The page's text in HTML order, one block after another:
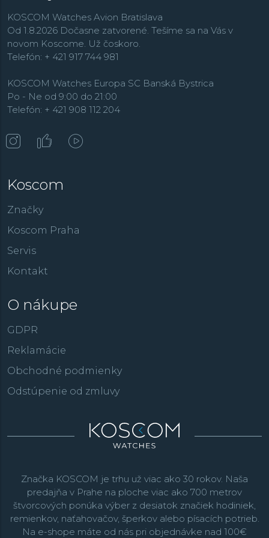
KOSCOM Watches Avion Bratislava
Od 1.8.2026 Dočasne zatvorené. Tešíme sa na Vás v
novom Koscome. Už čoskoro.
Telefón: + 421 917 744 981
KOSCOM Watches Europa SC Banská Bystrica
Po - Ne od 9:00 do 21:00
Telefón: + 421 908 112 204
Koscom
Značky
Koscom Praha
Servis
Kontakt
O nákupe
GDPR
Reklamácie
Obchodné podmienky
Odstúpenie od zmluvy
Značka KOSCOM je trhu už viac ako 30 rokov. Naša
predajňa v Prahe na ploche viac ako 700 metrov
štvorcových ponúka výber z desiatok značiek hodiniek,
remienkov, naťahovačov, šperkov alebo písacích potrieb.
Na e-shope máte od nás pri objednávke nad 100€